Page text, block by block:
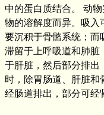
中的蛋白质结合。 动
物的溶解度而异。吸入
要沉积于骨骼系统；而
滞留于上呼吸道和肺脏
于肝脏，然后部分排出
时，除胃肠道、肝脏
经肠道排出，部分可经